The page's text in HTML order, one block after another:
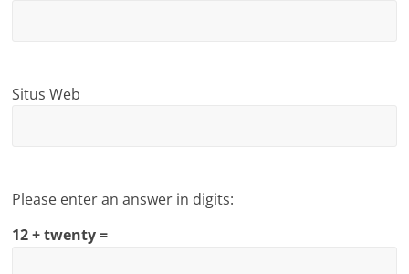
Situs Web
Please enter an answer in digits:
12 + twenty =